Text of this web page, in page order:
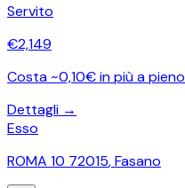
Servito
€2,149
Costa ~0,10€ in più a pieno
Dettagli →
Esso
ROMA 10 72015,Fasano